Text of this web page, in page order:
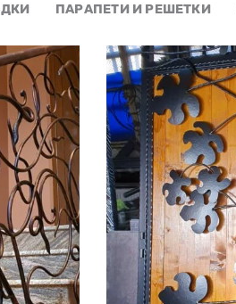
ПАРАПЕТИ И РЕШЕТКИ